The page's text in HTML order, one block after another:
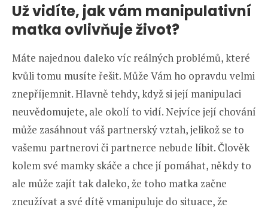
Už vidíte, jak vám manipulativní
matka ovlivňuje život?
Máte najednou daleko víc reálných problémů, které
kvůli tomu musíte řešit. Může Vám ho opravdu velmi
znepříjemnit. Hlavně tehdy, když si její manipulaci
neuvědomujete, ale okolí to vidí. Nejvíce její chování
může zasáhnout váš partnerský vztah, jelikož se to
vašemu partnerovi či partnerce nebude líbit. Člověk
kolem své mamky skáče a chce jí pomáhat, někdy to
ale může zajít tak daleko, že toho matka začne
zneužívat a své dítě vmanipuluje do situace, že